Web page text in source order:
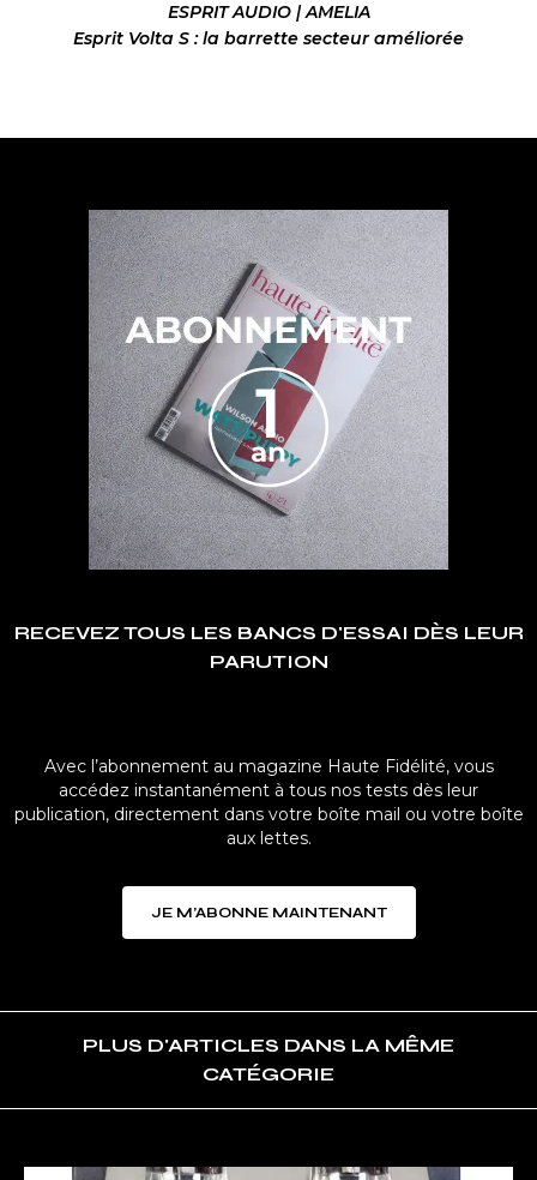
ESPRIT AUDIO | AMELIA
Esprit Volta S : la barrette secteur améliorée
RECEVEZ TOUS LES BANCS D'ESSAI DÈS LEUR
PARUTION
Avec l’abonnement au magazine Haute Fidélité, vous
accédez instantanément à tous nos tests dès leur
publication, directement dans votre boîte mail ou votre boîte
aux lettes.
JE M’ABONNE MAINTENANT
PLUS D'ARTICLES DANS LA MÊME
CATÉGORIE